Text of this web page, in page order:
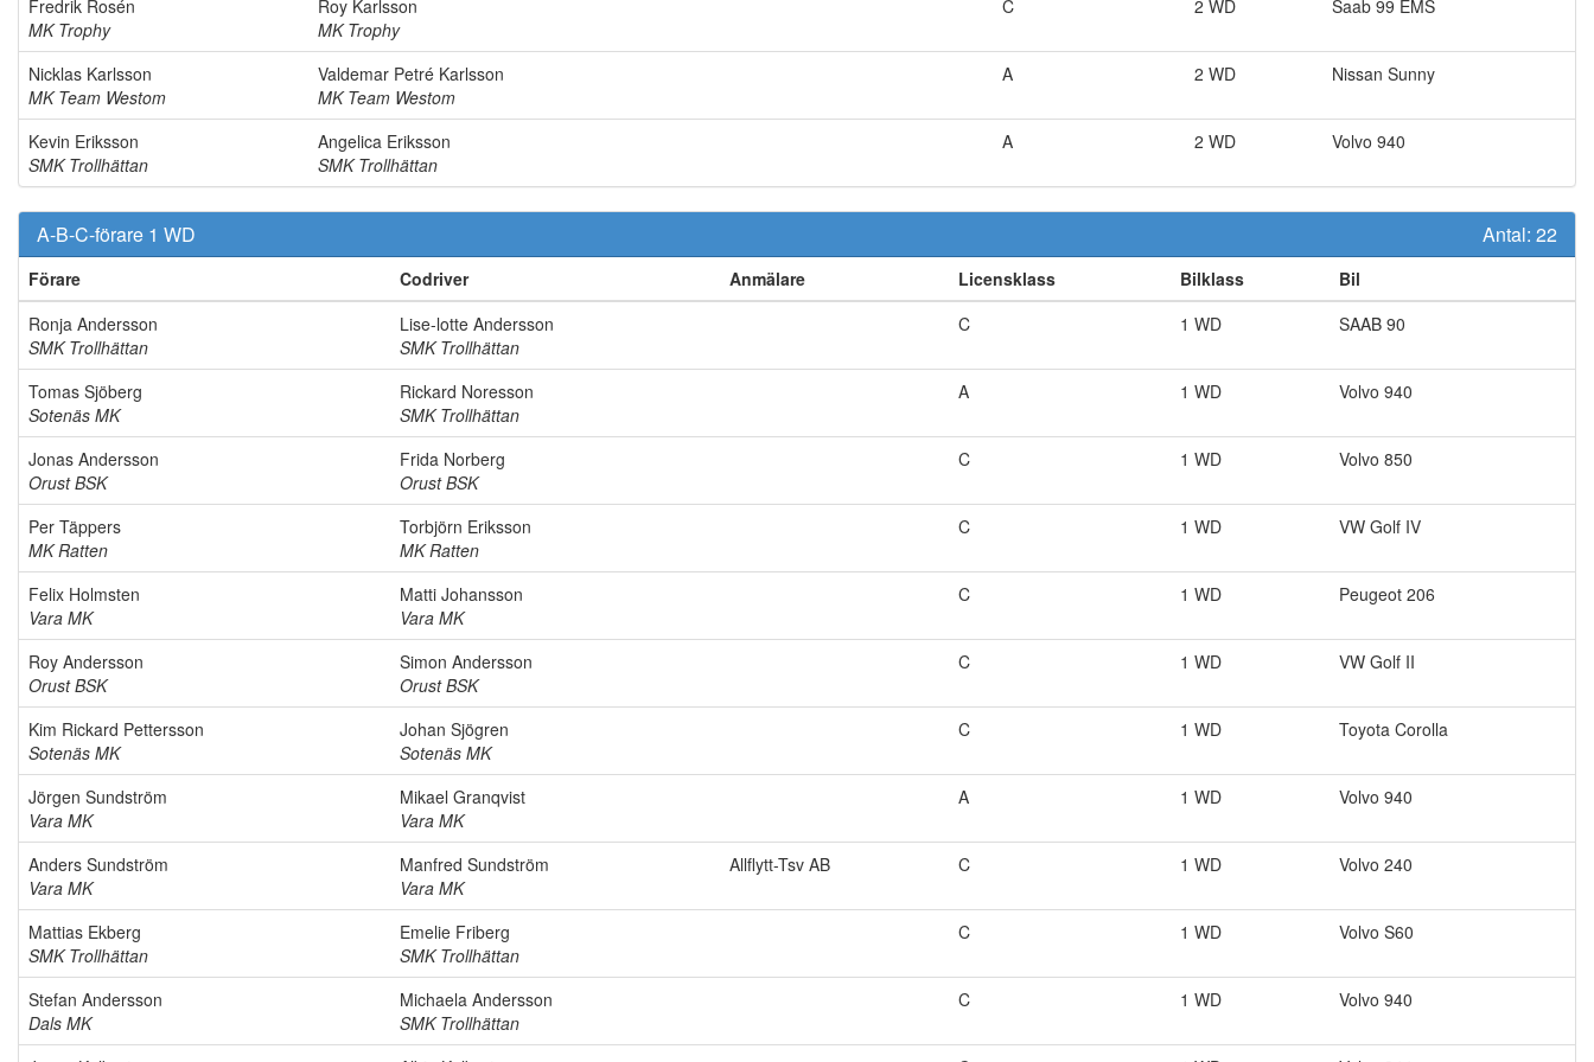
Fredrik Rosén
MK Trophy
Roy Karlsson
MK Trophy
C 2 WD Saab 99 EMS
Nicklas Karlsson
MK Team Westom
Valdemar Petré Karlsson
MK Team Westom
A 2 WD Nissan Sunny
Kevin Eriksson
SMK Trollhättan
Angelica Eriksson
SMK Trollhättan
A 2 WD Volvo 940
A-B-C-förare 1 WD Antal: 22
Förare Codriver Anmälare Licensklass Bilklass
Bil
Ronja Andersson
SMK Trollhättan
Lise-lotte Andersson
SMK Trollhättan
C 1 WD SAAB 90
Tomas Sjöberg
Sotenäs MK
Rickard Noresson
SMK Trollhättan
A 1 WD Volvo 940
Jonas Andersson
Orust BSK
Frida Norberg
Orust BSK
C 1 WD Volvo 850
Per Täppers
MK Ratten
Torbjörn Eriksson
MK Ratten
C 1 WD VW Golf IV
Felix Holmsten
Vara MK
Matti Johansson
Vara MK
C 1 WD Peugeot 206
Roy Andersson
Orust BSK
Simon Andersson
Orust BSK
C 1 WD VW Golf II
Kim Rickard Pettersson
Sotenäs MK
Johan Sjögren
Sotenäs MK
C 1 WD Toyota Corolla
Jörgen Sundström
Vara MK
Mikael Granqvist
Vara MK
A 1 WD Volvo 940
Anders Sundström
Vara MK
Manfred Sundström
Vara MK
Allflytt-Tsv AB C 1 WD Volvo 240
Mattias Ekberg
SMK Trollhättan
Emelie Friberg
SMK Trollhättan
C 1 WD Volvo S60
Stefan Andersson
Dals MK
Michaela Andersson
SMK Trollhättan
C 1 WD Volvo 940